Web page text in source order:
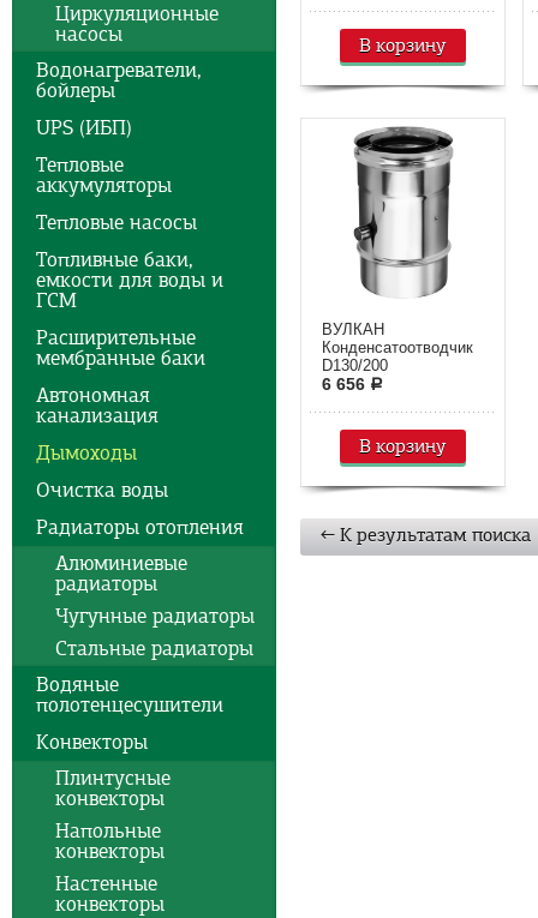
В корзину
ВУЛКАН
Конденсатоотводчик
D130/200
6 656 a
В корзину
← К результатам поиска
Циркуляционные
насосы
Водонагреватели,
бойлеры
UPS (ИБП)
Тепловые
аккумуляторы
Тепловые насосы
Топливные баки,
емкости для воды и
ГСМ
Расширительные
мембранные баки
Автономная
канализация
Дымоходы
Очистка воды
Радиаторы отопления
Алюминиевые
радиаторы
Чугунные радиаторы
Стальные радиаторы
Водяные
полотенцесушители
Конвекторы
Плинтусные
конвекторы
Напольные
конвекторы
Настенные
конвекторы